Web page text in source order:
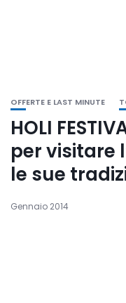
OFFERTE E LAST MINUTE
HOLI
per visitare
le sue
Gennaio 2014